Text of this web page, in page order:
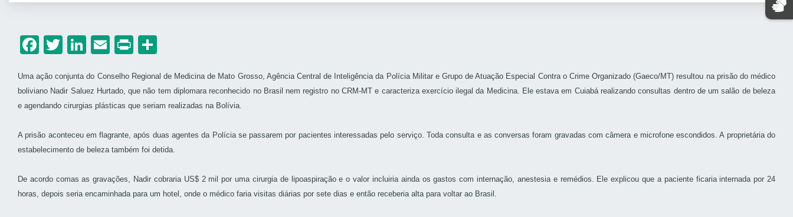
Facebook
Twitter
LinkedIn
Email
Print
Uma ação conjunta do Conselho Regional de Medicina de Mato Grosso, Agência Central de Inteligência da Polícia Militar e Grupo de Atuação Especial Contra o Crime Organizado (Gaeco/MT) resultou na prisão do médico
boliviano Nadir Saluez Hurtado, que não tem diplomara reconhecido no Brasil nem registro no CRM-MT e caracteriza exercício ilegal da Medicina. Ele estava em Cuiabá realizando consultas dentro de um salão de beleza
e agendando cirurgias plásticas que seriam realizadas na Bolívia.
A prisão aconteceu em flagrante, após duas agentes da Polícia se passarem por pacientes interessadas pelo serviço. Toda consulta e as conversas foram gravadas com câmera e microfone escondidos. A proprietária do
estabelecimento de beleza também foi detida.
De acordo comas as gravações, Nadir cobraria US$ 2 mil por uma cirurgia de lipoaspiração e o valor incluiria ainda os gastos com internação, anestesia e remédios. Ele explicou que a paciente ficaria internada por 24
horas, depois seria encaminhada para um hotel, onde o médico faria visitas diárias por sete dias e então receberia alta para voltar ao Brasil.